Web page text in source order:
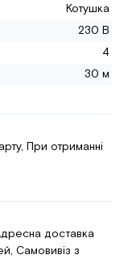
Котушка
230 В
4
30 м
При отриманні
доставка
Самовивіз з